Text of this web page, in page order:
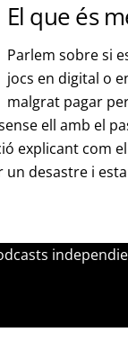
El que és
Parlem sobre si
jocs en digital o
malgrat pagar
ell amb el
explicant com
un desastre i